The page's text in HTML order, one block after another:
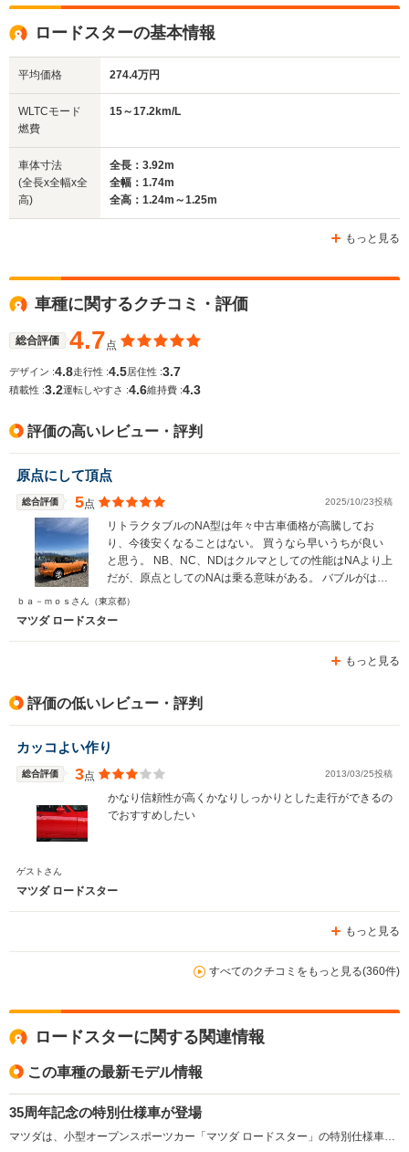
サイズ
(全長x全幅x全高)
WLTCモード
燃費
全高
1.24m
全幅
1.68m～1.7m
11.8km/L
ロードスターの基本情報
平均価格 274.4万円
WLTCモード
燃費
15～17.2km/L
車体寸法
(全長x全幅x全
高)
全長：3.92m
全幅：1.74m
全高：1.24m～1.25m
もっと見る
車種に関するクチコミ・評価
総合評価 4.7点
デザイン :4.8走行性 :4.5居住性 :3.7
積載性 :3.2運転しやすさ :4.6維持費 :4.3
評価の高いレビュー・評判
原点にして頂点
総合評価 5点 2025/10/23投稿
リトラクタブルのNA型は年々中古車価格が高騰してお
り、今後安くなることはない。 買うなら早いうちが良い
と思う。 NB、NC、NDはクルマとしての性能はNAより上
だが、原点としてのNAは乗る意味がある。 バブルがはじ
け、多チャンネル販売戦略に失敗し潰れかけたマツダを救
ｂａ－ｍｏｓさん （東京都）
マツダ ロードスター
もっと見る
評価の低いレビュー・評判
カッコよい作り
総合評価 3点 2013/03/25投稿
かなり信頼性が高くかなりしっかりとした走行ができるの
でおすすめしたい
ゲストさん
マツダ ロードスター
もっと見る
すべてのクチコミをもっと見る(360件)
ロードスターに関する関連情報
この車種の最新モデル情報
35周年記念の特別仕様車が登場
マツダは、小型オープンスポーツカー「マツダ ロードスター」の特別仕様車「35周年記念車」を発表し、2025年2月から発売した。初代ロードスターが1989年にデビューして以来、120万台以上を販売し続けている同モデルは、35周年を迎えるにあたり特別仕様車を設定。新たに採用されたアーティザン レッドのボディカラーと、上質なスポーツタンのインテリアが特徴で、熟成された大人のためのデザインが施されている。受注生産のこのモデルは1000台限りの生産が計画されており、感謝の気持ちが込められた仕様となっている。また、全機種に「ワイヤレス接続機能 Apple CarPlay」が追加される一部改良が施され、2025年1月に発売している。（2025.1）